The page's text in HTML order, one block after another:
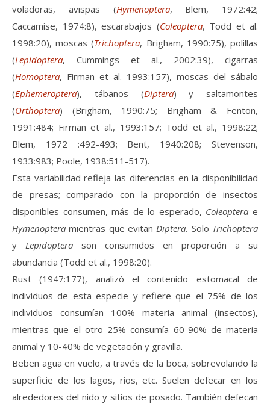
voladoras, avispas (Hymenoptera, Blem, 1972:42;
Caccamise, 1974:8), escarabajos (Coleoptera, Todd et al.
1998:20), moscas (Trichoptera, Brigham, 1990:75), polillas
(Lepidoptera, Cummings et al., 2002:39), cigarras
(Homoptera, Firman et al. 1993:157), moscas del sábalo
(Ephemeroptera), tábanos (Diptera) y saltamontes
(Orthoptera) (Brigham, 1990:75; Brigham & Fenton,
1991:484; Firman et al., 1993:157; Todd et al., 1998:22;
Blem, 1972 :492-493; Bent, 1940:208; Stevenson,
1933:983; Poole, 1938:511-517).
Esta variabilidad refleja las diferencias en la disponibilidad
de presas; comparado con la proporción de insectos
disponibles consumen, más de lo esperado, Coleoptera e
Hymenoptera mientras que evitanDiptera. Solo Trichoptera
y Lepidoptera son consumidos en proporción a su
abundancia (Todd et al., 1998:20).
Rust (1947:177), analizó el contenido estomacal de
individuos de esta especie y refiere que el 75% de los
individuos consumían 100% materia animal (insectos),
mientras que el otro 25% consumía 60-90% de materia
animal y 10-40% de vegetación y gravilla.
Beben agua en vuelo, a través de la boca, sobrevolando la
superficie de los lagos, ríos, etc. Suelen defecar en los
alrededores del nido y sitios de posado. También defecan